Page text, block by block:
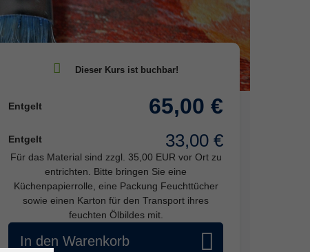
Entgelt 65,00 €
Entgelt 33,00 €
Für das Material sind zzgl. 35,00 EUR vor Ort zu
entrichten. Bitte bringen Sie eine
Küchenpapierrolle, eine Packung Feuchttücher
sowie einen Karton für den Transport ihres
feuchten Ölbildes mit.
In den Warenkorb